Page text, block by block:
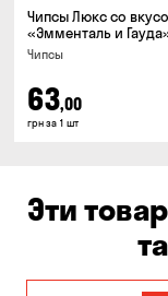
Чипсы Люкс со
«Эмменталь и
Чипсы
63,00
грн за 1 шт
Эти